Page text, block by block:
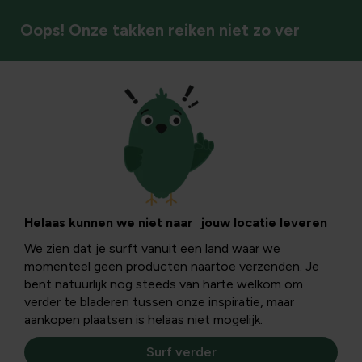
Oops! Onze takken reiken niet zo ver
Helaas kunnen we niet naar jouw locatie leveren
We zien dat je surft vanuit een land waar we
momenteel geen producten naartoe verzenden. Je
bent natuurlijk nog steeds van harte welkom om
verder te bladeren tussen onze inspiratie, maar
aankopen plaatsen is helaas niet mogelijk.
Surf verder